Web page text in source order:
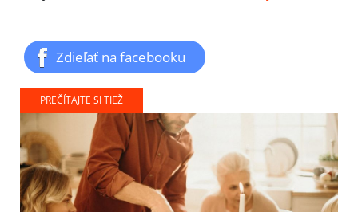
Zdieľať na facebooku
PREČÍTAJTE SI TIEŽ